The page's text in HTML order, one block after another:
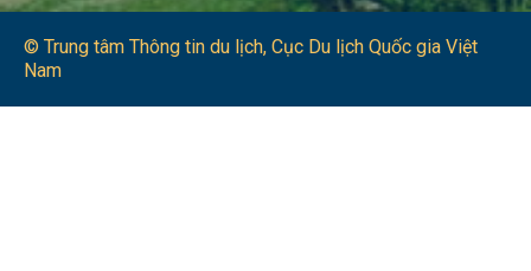
© Trung tâm Thông tin du lịch​, Cục Du lịch Quốc gia Việt
Nam